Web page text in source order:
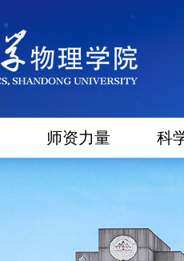
师资力量 科